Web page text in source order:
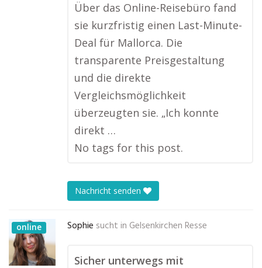
Über das Online-Reisebüro fand
sie kurzfristig einen Last-Minute-
Deal für Mallorca. Die
transparente Preisgestaltung
und die direkte
Vergleichsmöglichkeit
überzeugten sie. „Ich konnte
direkt …
No tags for this post.
Nachricht senden
online Sophie sucht in Gelsenkirchen Resse
Sicher unterwegs mit